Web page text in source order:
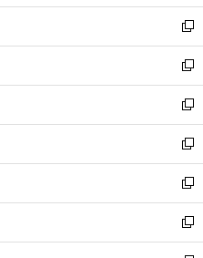
ウ
ィ
ン
ド
ウ
で
開
く
し
い
ウ
ィ
ン
ド
ウ
で
開
く
新
し
い
ウ
ィ
ン
ド
ウ
で
開
く
新
し
い
ウ
ィ
ン
ド
ウ
で
開
新
し
い
ウ
ィ
ン
ド
ウ
新
し
い
ウ
ィ
ン
新
し
い
ウ
新
し